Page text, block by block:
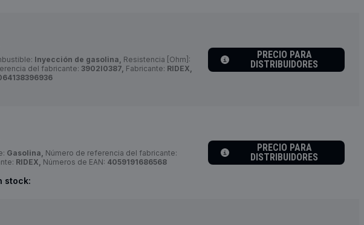
Inyección de gasolina, Resistencia [Ohm]:
del fabricante: 3902I0387, Fabricante: RIDEX,
PRECIO PARA
DISTRIBUIDORES
Gasolina, Número de referencia del fabricante:
RIDEX, Números de EAN: 4059191686568
stock:
PRECIO PARA
DISTRIBUIDORES